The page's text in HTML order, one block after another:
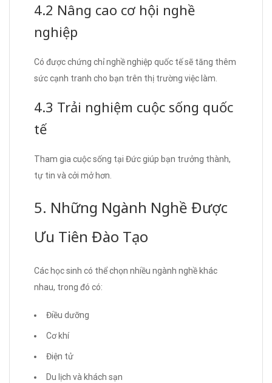
4.2 Nâng cao cơ hội nghề
nghiệp
Có được chứng chỉ nghề nghiệp quốc tế sẽ tăng thêm
sức cạnh tranh cho bạn trên thị trường việc làm.
4.3 Trải nghiệm cuộc sống quốc
tế
Tham gia cuộc sống tại Đức giúp bạn trưởng thành,
tự tin và cởi mở hơn.
5. Những Ngành Nghề Được
Ưu Tiên Đào Tạo
Các học sinh có thể chọn nhiều ngành nghề khác
nhau, trong đó có:
Điều dưỡng
Cơ khí
Điện tử
Du lịch và khách sạn